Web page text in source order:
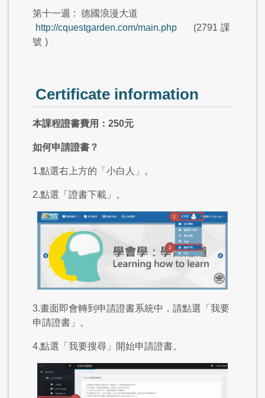
第十一週 : 德國浪漫大道
http://cquestgarden.com/main.php
(2791 課
號 )
Certificate information
本課程證書費用：250元
如何申請證書？
1.點選右上方的「小白人」。
2.點選「證書下載」。
3.畫面即會轉到申請證書系統中，請點選「我要
申請證書」。
4.點選「我要搜尋」開始申請證書。